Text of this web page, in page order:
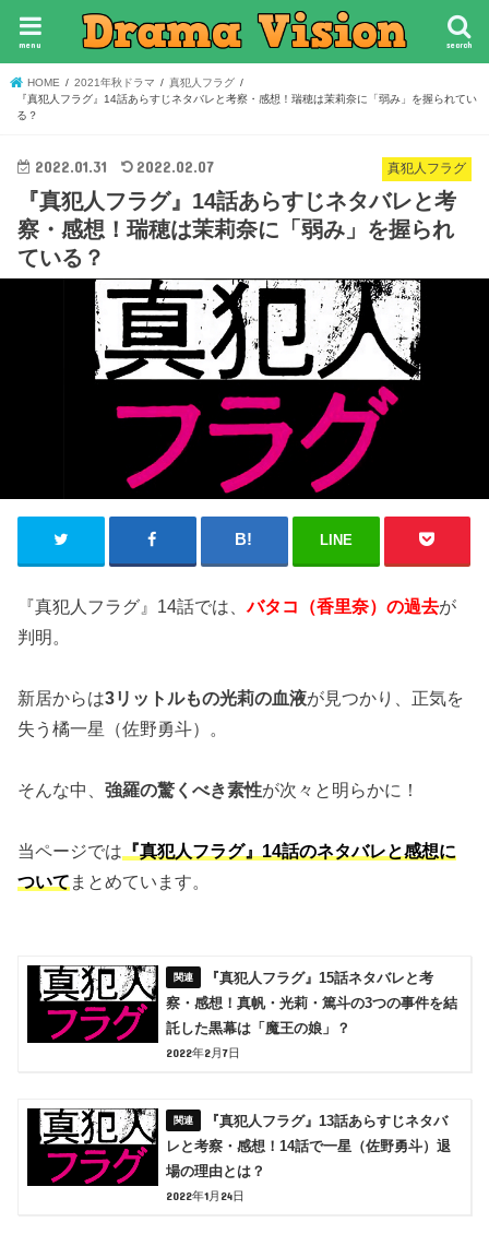
search
menu
HOME 2021年秋ドラマ
真犯人フラグ
『真犯人フラグ』14話あらすじネタバレと考察・感想！瑞穂は茉莉奈に「弱み」を握られてい
る？
真犯人フラグ
2022.01.31 2022.02.07
『真犯人フラグ』14話あらすじネタバレと考
察・感想！瑞穂は茉莉奈に「弱み」を握られ
ている？
LINE
『真犯人フラグ』14話では、バタコ（香里奈）の過去が
判明。
新居からは3リットルもの光莉の血液が見つかり、正気を
失う橘一星（佐野勇斗）。
そんな中、強羅の驚くべき素性が次々と明らかに！
当ページでは 『真犯人フラグ』14話のネタバレと感想に
ついて まとめています。
『真犯人フラグ』15話ネタバレと考
察・感想！真帆・光莉・篤斗の3つの事件を結
託した黒幕は「魔王の娘」？
2022年2月7日
『真犯人フラグ』13話あらすじネタバ
レと考察・感想！14話で一星（佐野勇斗）退
場の理由とは？
2022年1月24日